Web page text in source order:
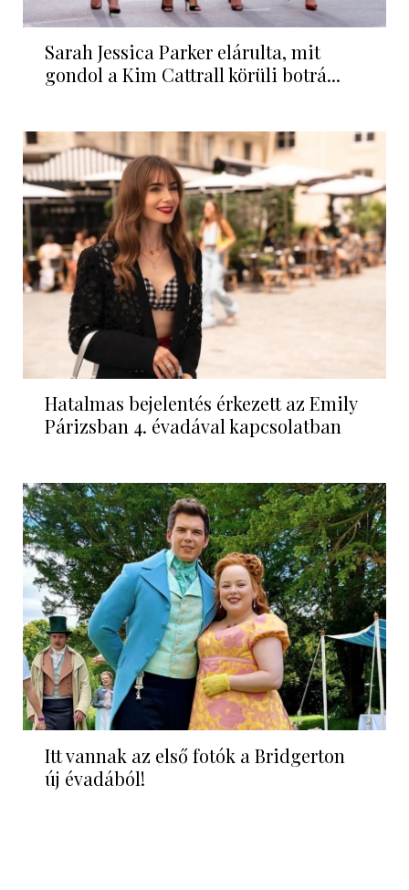
Sarah Jessica Parker elárulta, mit
gondol a Kim Cattrall körüli botrá...
Hatalmas bejelentés érkezett az Emily
Párizsban 4. évadával kapcsolatban
Itt vannak az első fotók a Bridgerton
új évadából!